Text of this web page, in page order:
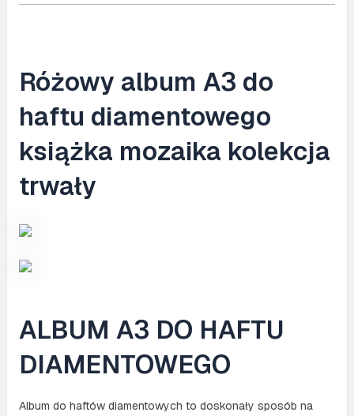
Różowy album A3 do
haftu diamentowego
książka mozaika kolekcja
trwały
ALBUM A3 DO HAFTU
DIAMENTOWEGO
Album do haftów diamentowych to doskonały sposób na